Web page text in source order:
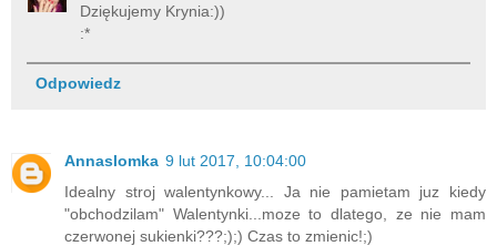
Dziękujemy Krynia:))
:*
Odpowiedz
Annaslomka 9 lut 2017, 10:04:00
Idealny stroj walentynkowy... Ja nie pamietam juz kiedy
"obchodzilam" Walentynki...moze to dlatego, ze nie mam
czerwonej sukienki???;);) Czas to zmienic!;)